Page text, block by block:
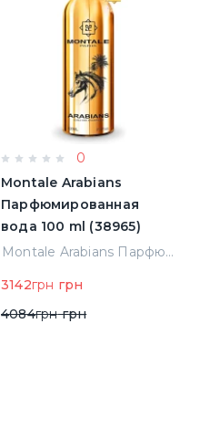
0
Montale Arabians
Парфюмированная
вода 100 ml (38965)
Montale Arabians Парфюмированная вода 100 ml (38965)
3142грн грн
4084грнгрн